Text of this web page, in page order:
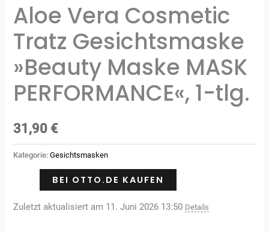
Aloe Vera Cosmetic
Tratz Gesichtsmaske
»Beauty Maske MASK
PERFORMANCE«, 1-tlg.
31,90 €
Kategorie:Gesichtsmasken
BEI OTTO.DE KAUFEN
Zuletzt aktualisiert am 11. Juni 2026 13:50 Details